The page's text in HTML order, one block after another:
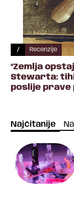
/ Recenzije
"Zemlja
Stewarta: tihi
poslije prave
Najčitanije